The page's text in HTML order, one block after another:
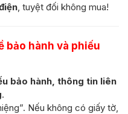
, tuyệt đối không mua!
bảo hành và phiếu
bảo hành, thông tin liên
.
Nếu không có giấy tờ,